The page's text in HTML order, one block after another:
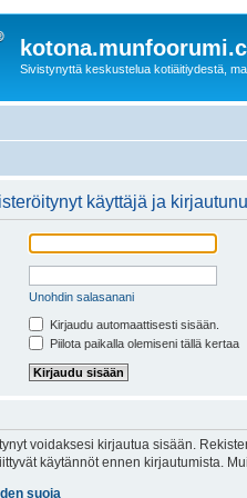
Sivistynyttä keskustelua kotiäitiydestä,
käyttäjä ja
Unohdin salasanani
Kirjaudu automaattisesti sisään.
Piilota paikalla olemiseni tällä kertaa
voidaksesi kirjautua sisään.
käytännöt ennen kirjautumista.
suoja